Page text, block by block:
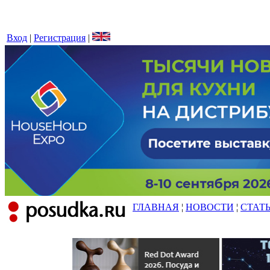
Вход | Регистрация |
ГЛАВНАЯ ¦ НОВОСТИ ¦